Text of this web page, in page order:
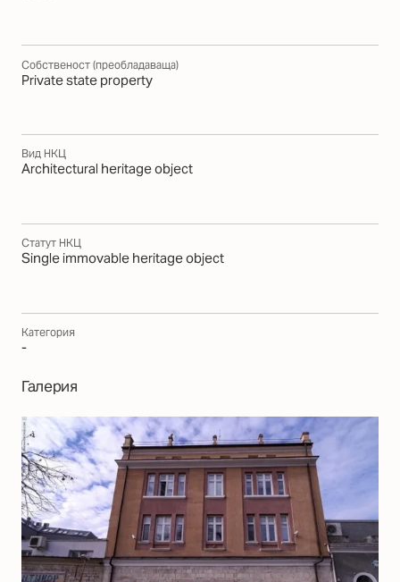
Собственост (преобладаваща)
Private state property
Вид НКЦ
Architectural heritage object
Статут НКЦ
Single immovable heritage object
Категория
-
Галерия